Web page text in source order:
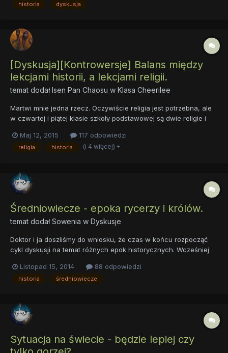
TUTAJ. Ja osobiście chciała bym się przenieść w przyszłość na
historia dyskusja
[Dyskusja][Kontrowersje] Balans między
lekcjami historii, a lekcjami religii.
temat dodałIsen Pan Chaosu w Klasa Cheerilee
Martwi mnie jedna rzecz. Oczywiście religia jest potrzebna, ale
w czwartej i piątej klasie szkoły podstawowej są dwie religie i
na ten temat Wy macie.
Maj 12, 2015 117 odpowiedzi
religia historia (i 4 więcej)
Średniowiecze - epoka rycerzy i królów.
temat dodałSowenia w Dyskusje
Doktor i ja doszliśmy do wniosku, że czas w końcu rozpocząć
cykl dyskusji na temat różnych epok historycznych. Wcześniej
się lekki zamęt. Na pierwszy ogień pójdzie średniowiecze gdyż,
o ile mnie pamięć nie myli, ktoś wspominał, że c...
Listopad 15, 2014 88 odpowiedzi
historia średniowiecze
Sytuacja na świecie - będzie lepiej czy